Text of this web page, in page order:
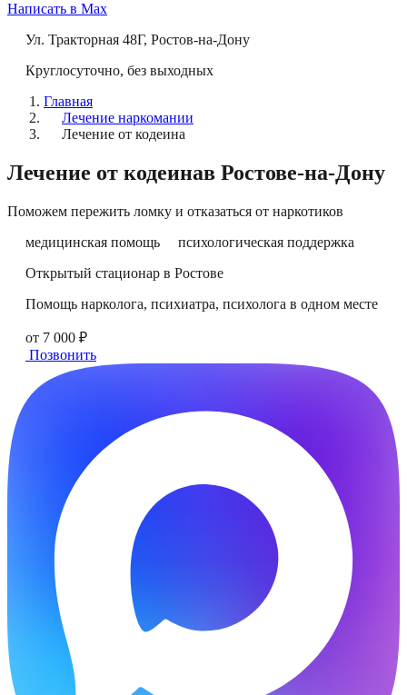
Написать в Max
Ул. Тракторная 48Г, Ростов-на-Дону
Круглосуточно, без выходных
Главная
Лечение наркомании
Лечение от кодеина
Лечение от кодеинав Ростове-на-Дону
Поможем пережить ломку и отказаться от наркотиков
медицинская помощь
психологическая поддержка
Открытый стационар в Ростове
Помощь нарколога, психиатра, психолога в одном месте
от 7 000 ₽
Позвонить